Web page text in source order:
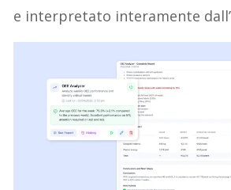
e interpretato interamente